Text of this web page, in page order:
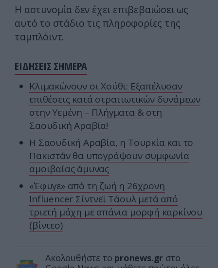
Η αστυνομία δεν έχει επιβεβαιώσει ως
αυτό το στάδιο τις πληροφορίες της
ταμπλόιντ.
ΕΙΔΗΣΕΙΣ ΣΗΜΕΡΑ
Κλιμακώνουν οι Χούθι: Eξαπέλυσαν
επιθέσεις κατά στρατιωτικών δυνάμεων
στην Υεμένη – Πλήγματα & στη
Σαουδική Αραβία!
Η Σαουδική Αραβία, η Τουρκία και το
Πακιστάν θα υπογράψουν συμφωνία
αμοιβαίας άμυνας
«Έφυγε» από τη ζωή η 26χρονη
Ιnfluencer Σίντνεϊ Τάουλ μετά από
τριετή μάχη με σπάνια μορφή καρκίνου
(βίντεο)
Ακολουθήστε το pronews.gr στο